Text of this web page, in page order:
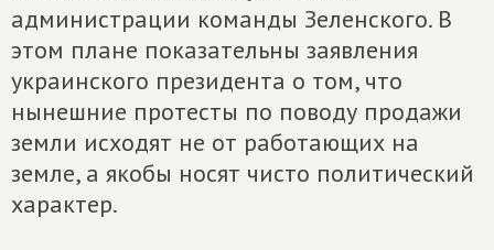
администрации команды Зеленского. В
этом плане показательны заявления
украинского президента о том, что
нынешние протесты по поводу продажи
земли исходят не от работающих на
земле, а якобы носят чисто политический
характер.